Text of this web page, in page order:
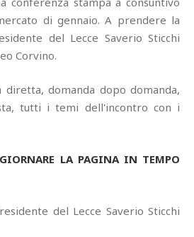
di gennaio. A prendere la
del Lecce Saverio Sticchi
Corvino.
diretta, domanda dopo domanda,
tutti i temi dell'incontro con i
LA PAGINA IN TEMPO
del Lecce Saverio Sticchi